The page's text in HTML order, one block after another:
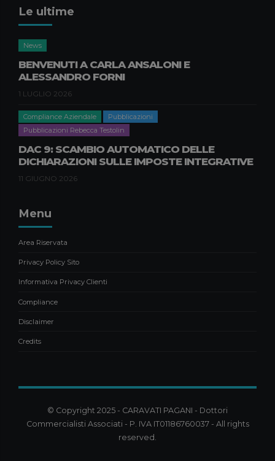
NOVITÀ E IMPATTI PER LE
IMPRESE B2B
Le ultime
News
BENVENUTI A CARLA ANSALONI E
ALESSANDRO FORNI
1 LUGLIO 2026
Compliance Aziendale
Pubblicazioni
Pubblicazioni Rebecca Testolin
DAC 9: SCAMBIO AUTOMATICO DELLE
DICHIARAZIONI SULLE IMPOSTE INTEGRATIVE
11 GIUGNO 2026
Menu
Area Riservata
Privacy Policy Sito
Informativa Privacy Clienti
Compliance
Disclaimer
Credits
© Copyright 2025 - CARAVATI PAGANI - Dottori
Commercialisti Associati - P. IVA IT01186760037 - All rights
reserved.